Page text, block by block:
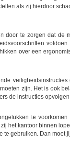
als zij hierdoor
door te zorgen dat de
over een
zijn. Het is ook
de instructies
te
het kantoor binnen
te gebruiken. Dan